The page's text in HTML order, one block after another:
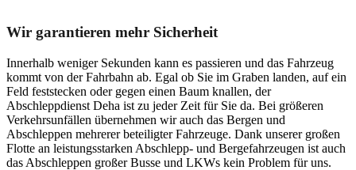
Wir garantieren mehr Sicherheit
Innerhalb weniger Sekunden kann es passieren und das Fahrzeug
kommt von der Fahrbahn ab. Egal ob Sie im Graben landen, auf ein
Feld feststecken oder gegen einen Baum knallen, der
Abschleppdienst Deha ist zu jeder Zeit für Sie da. Bei größeren
Verkehrsunfällen übernehmen wir auch das Bergen und
Abschleppen mehrerer beteiligter Fahrzeuge. Dank unserer großen
Flotte an leistungsstarken Abschlepp- und Bergefahrzeugen ist auch
das Abschleppen großer Busse und LKWs kein Problem für uns.